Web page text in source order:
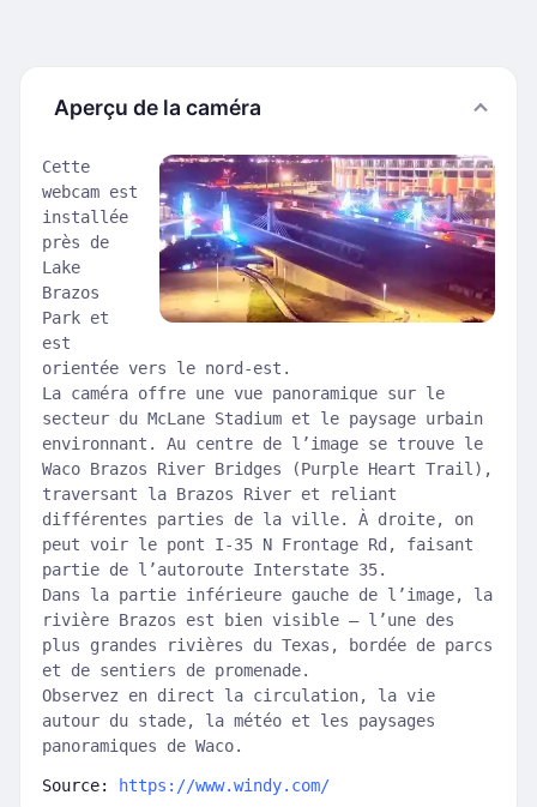
Aperçu de la caméra
Cette
webcam est
installée
près de
Lake
Brazos
Park et
est
orientée vers le nord-est.
La caméra offre une vue panoramique sur le
secteur du McLane Stadium et le paysage urbain
environnant. Au centre de l’image se trouve le
Waco Brazos River Bridges (Purple Heart Trail),
traversant la Brazos River et reliant
différentes parties de la ville. À droite, on
peut voir le pont I-35 N Frontage Rd, faisant
partie de l’autoroute Interstate 35.
Dans la partie inférieure gauche de l’image, la
rivière Brazos est bien visible — l’une des
plus grandes rivières du Texas, bordée de parcs
et de sentiers de promenade.
Observez en direct la circulation, la vie
autour du stade, la météo et les paysages
panoramiques de Waco.
Source: https://www.windy.com/